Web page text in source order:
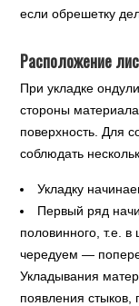
если обрешетку
Расположение
При укладке
стороны
поверхность. Для
соблюдать
Укладку
Первый ряд
половинного, т.е.
чередуем —
Укладывания
появления стыков,